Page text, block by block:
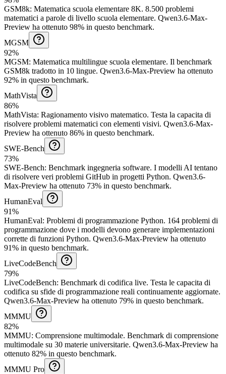
GSM8k: Matematica scuola elementare 8K. 8.500 problemi
matematici a parole di livello scuola elementare. Qwen3.6-Max-
Preview ha ottenuto 98% in questo benchmark.
MGSM
92%
MGSM: Matematica multilingue scuola elementare. Il benchmark
GSM8k tradotto in 10 lingue. Qwen3.6-Max-Preview ha ottenuto
92% in questo benchmark.
MathVista
86%
MathVista: Ragionamento visivo matematico. Testa la capacita di
risolvere problemi matematici con elementi visivi. Qwen3.6-Max-
Preview ha ottenuto 86% in questo benchmark.
SWE-Bench
73%
SWE-Bench: Benchmark ingegneria software. I modelli AI tentano
di risolvere veri problemi GitHub in progetti Python. Qwen3.6-
Max-Preview ha ottenuto 73% in questo benchmark.
HumanEval
91%
HumanEval: Problemi di programmazione Python. 164 problemi di
programmazione dove i modelli devono generare implementazioni
corrette di funzioni Python. Qwen3.6-Max-Preview ha ottenuto
91% in questo benchmark.
LiveCodeBench
79%
LiveCodeBench: Benchmark di codifica live. Testa le capacita di
codifica su sfide di programmazione reali continuamente aggiornate.
Qwen3.6-Max-Preview ha ottenuto 79% in questo benchmark.
MMMU
82%
MMMU: Comprensione multimodale. Benchmark di comprensione
multimodale su 30 materie universitarie. Qwen3.6-Max-Preview ha
ottenuto 82% in questo benchmark.
MMMU Pro